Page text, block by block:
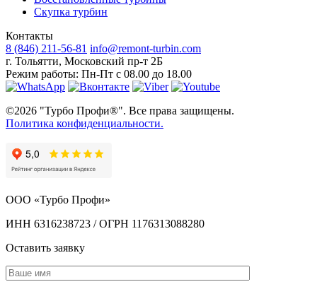
Скупка турбин
Контакты
8 (846) 211-56-81 info@remont-turbin.com
г. Тольятти, Московский пр-т 2Б
Режим работы: Пн-Пт с 08.00 до 18.00
©2026 "Турбо Профи®". Все права защищены.
Политика конфиденциальности.
ООО «Турбо Профи»
ИНН 6316238723 / ОГРН 1176313088280
Оставить заявку